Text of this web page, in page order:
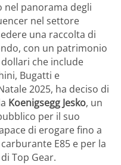
nel panorama degli
nel settore
una raccolta di
con un patrimonio
che include
Bugatti e
2025, ha deciso di
Koenigsegg Jesko, un
per il suo
di erogare fino a
E85 e per la
Top Gear.